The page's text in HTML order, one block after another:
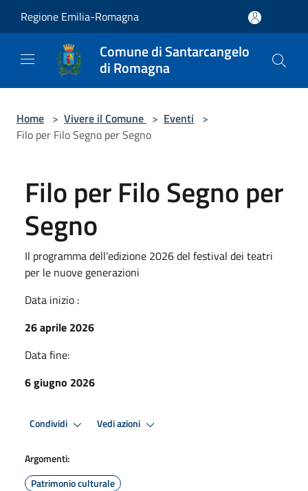
Regione Emilia-Romagna
Comune di Santarcangelo
di Romagna
Home > Vivere il Comune > Eventi >
Filo per Filo Segno per Segno
Filo per Filo Segno per
Segno
Il programma dell'edizione 2026 del festival dei teatri
per le nuove generazioni
Data inizio :
26 aprile 2026
Data fine:
6 giugno 2026
Condividi Vedi azioni
Argomenti:
Patrimonio culturale